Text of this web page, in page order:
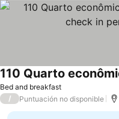
Bed and breakfast
/ Puntuación no disponible